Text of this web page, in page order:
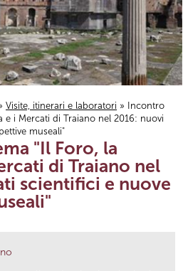
Visite, itinerari e laboratori » Incontro
e i Mercati di Traiano nel 2016: nuovi
museali"
"Il Foro, la
di Traiano nel
scientifici e nuove